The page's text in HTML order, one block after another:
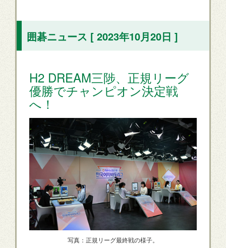
囲碁ニュース [ 2023年10月20日 ]
H2 DREAM三陟、正規リーグ
優勝でチャンピオン決定戦
へ！
写真：正規リーグ最終戦の様子。